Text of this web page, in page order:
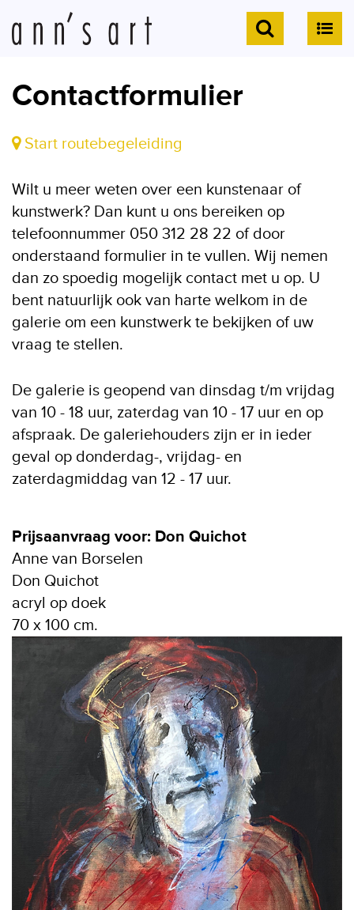
Contactformulier
Start routebegeleiding
Wilt u meer weten over een kunstenaar of
kunstwerk? Dan kunt u ons bereiken op
telefoonnummer 050 312 28 22 of door
onderstaand formulier in te vullen. Wij nemen
dan zo spoedig mogelijk contact met u op. U
bent natuurlijk ook van harte welkom in de
galerie om een kunstwerk te bekijken of uw
vraag te stellen.
De galerie is geopend van dinsdag t/m vrijdag
van 10 - 18 uur, zaterdag van 10 - 17 uur en op
afspraak. De galeriehouders zijn er in ieder
geval op donderdag-, vrijdag- en
zaterdagmiddag van 12 - 17 uur.
Prijsaanvraag voor: Don Quichot
Anne van Borselen
Don Quichot
acryl op doek
70 x 100 cm.